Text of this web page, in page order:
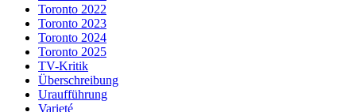
Toronto 2022
Toronto 2023
Toronto 2024
Toronto 2025
TV-Kritik
Überschreibung
Uraufführung
Varieté